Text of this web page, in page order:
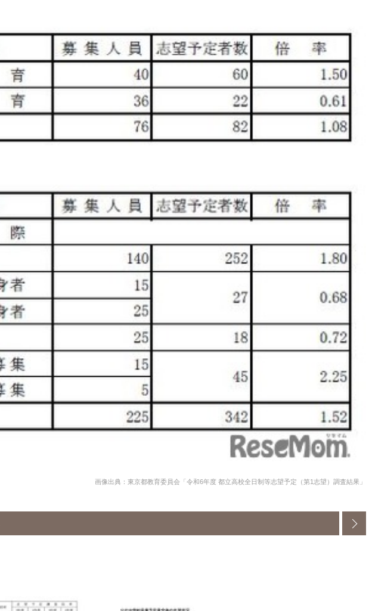
画像出典：東京都教育委員会「令和6年度 都立高校全日制等志望予定（第1志望）調査結果」